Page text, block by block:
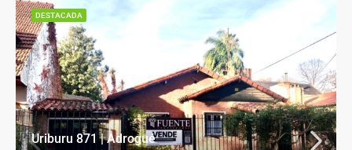
Uriburu 871 | Adrogué
DESTACADA